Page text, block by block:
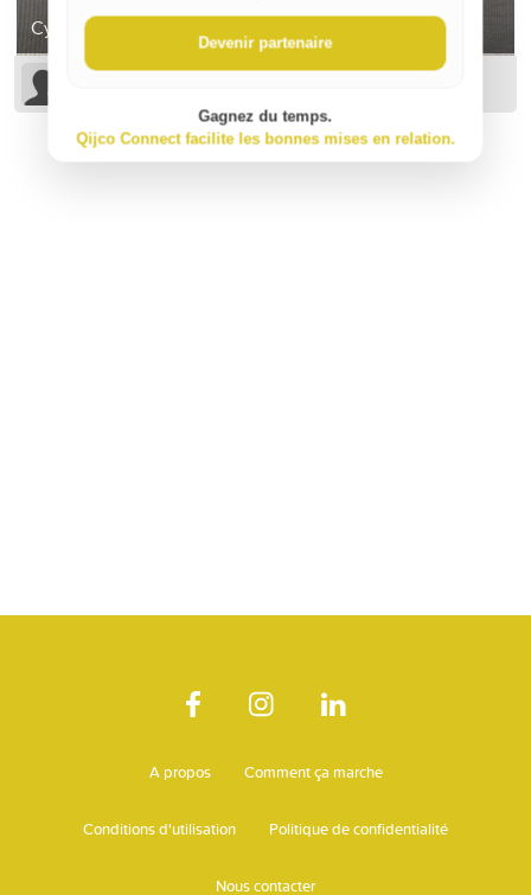
Cylindre européen 30/40 THIRARD TRANSIT
A propos Comment ça marche
Conditions d'utilisation Politique de confidentialité
Nous contacter
Devenir partenaire
Gagnez du temps.
Qijco Connect facilite les bonnes mises en relation.